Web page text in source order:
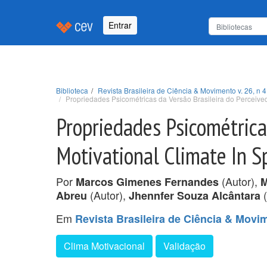
Entrar
Biblioteca
Revista Brasileira de Ciência & Movimento v. 26, n
Propriedades Psicométricas da Versão Brasileira do
Propriedades
Motivational Climate In
Por Marcos Gimenes Fernandes (Autor),
Abreu (Autor), Jhennfer Souza Alcântara
Em Revista Brasileira de Ciência &
Clima Motivacional Validação